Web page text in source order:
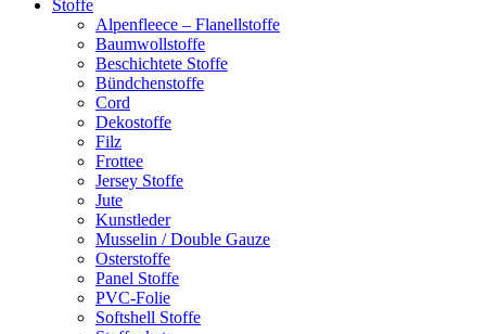
Stoffe
Alpenfleece – Flanellstoffe
Baumwollstoffe
Beschichtete Stoffe
Bündchenstoffe
Cord
Dekostoffe
Filz
Frottee
Jersey Stoffe
Jute
Kunstleder
Musselin / Double Gauze
Osterstoffe
Panel Stoffe
PVC-Folie
Softshell Stoffe